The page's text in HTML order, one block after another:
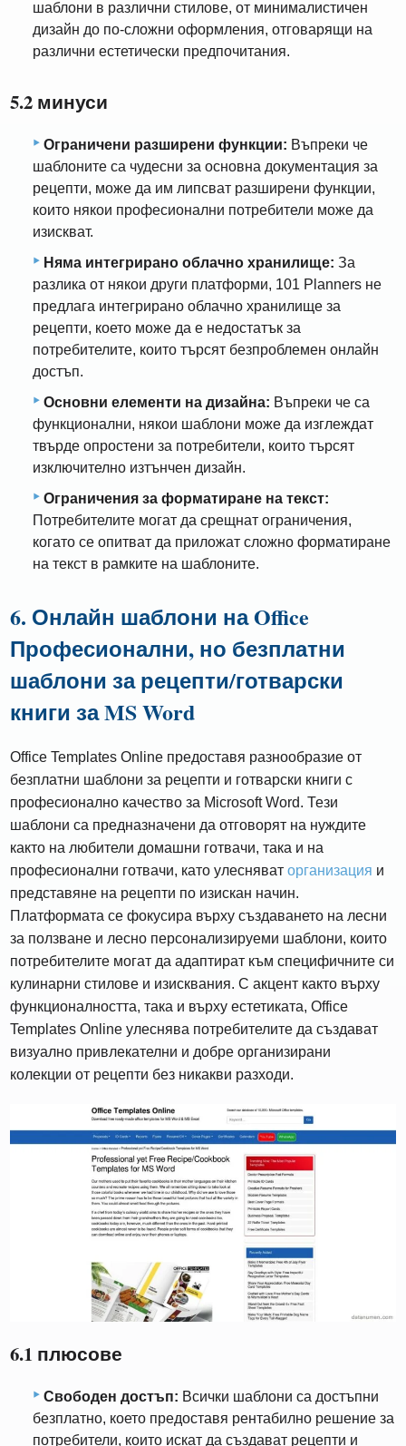
шаблони в различни стилове, от минималистичен
дизайн до по-сложни оформления, отговарящи на
различни естетически предпочитания.
5.2 минуси
Ограничени разширени функции: Въпреки че
шаблоните са чудесни за основна документация за
рецепти, може да им липсват разширени функции,
които някои професионални потребители може да
изискват.
Няма интегрирано облачно хранилище: За
разлика от някои други платформи, 101 Planners не
предлага интегрирано облачно хранилище за
рецепти, което може да е недостатък за
потребителите, които търсят безпроблемен онлайн
достъп.
Основни елементи на дизайна: Въпреки че са
функционални, някои шаблони може да изглеждат
твърде опростени за потребители, които търсят
изключително изтънчен дизайн.
Ограничения за форматиране на текст:
Потребителите могат да срещнат ограничения,
когато се опитват да приложат сложно форматиране
на текст в рамките на шаблоните.
6. Онлайн шаблони на Office
Професионални, но безплатни
шаблони за рецепти/готварски
книги за MS Word
Office Templates Online предоставя разнообразие от
безплатни шаблони за рецепти и готварски книги с
професионално качество за Microsoft Word. Тези
шаблони са предназначени да отговорят на нуждите
както на любители домашни готвачи, така и на
професионални готвачи, като улесняваторганизация и
представяне на рецепти по изискан начин.
Платформата се фокусира върху създаването на лесни
за ползване и лесно персонализируеми шаблони, които
потребителите могат да адаптират към специфичните си
кулинарни стилове и изисквания. С акцент както върху
функционалността, така и върху естетиката, Office
Templates Online улеснява потребителите да създават
визуално привлекателни и добре организирани
колекции от рецепти без никакви разходи.
6.1 плюсове
Свободен достъп: Всички шаблони са достъпни
безплатно, което предоставя рентабилно решение за
потребители, които искат да създават рецепти и